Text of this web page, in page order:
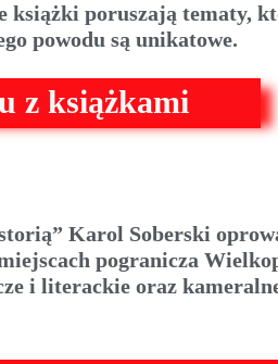
Karol Soberski
pogranicza
i literackie oraz
książki poruszają tematy,
powodu są unikatowe.
z książkami